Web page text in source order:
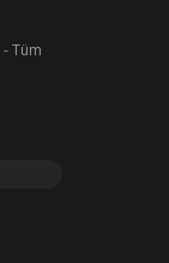
- Tüm